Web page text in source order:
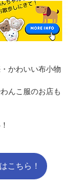
かわいい布小物
んこ服のお店も
こちら！